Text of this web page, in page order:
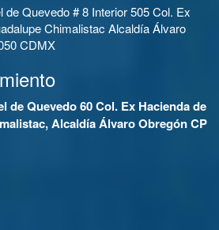
de Quevedo # 8 Interior 505 Col. Ex
Chimalistac Alcaldía Álvaro
CDMX
de Quevedo 60 Col. Ex Hacienda de
Alcaldía Álvaro Obregón CP